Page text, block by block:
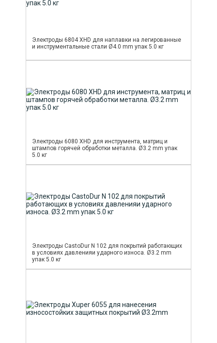
Электроды 6804 XHD для наплавки на легированные
и инструментальные стали Ø4.0 mm упак 5.0 кг
Электроды 6080 XHD для инструмента, матриц и
штампов горячей обработки металла. Ø3.2 mm упак
5.0 кг
Электроды CastoDur N 102 для покрытий работающих
в условиях давленияи ударного износа. Ø3.2 mm
упак 5.0 кг